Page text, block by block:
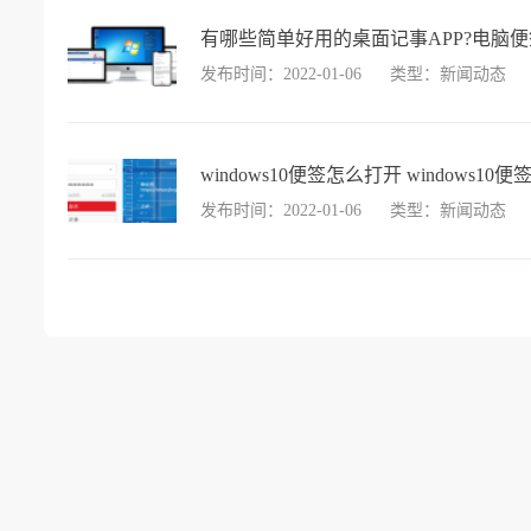
有哪些简单好用的桌面记事APP?电脑
发布时间：2022-01-06 类型：新闻动态
windows10便签怎么打开 windows10便
发布时间：2022-01-06 类型：新闻动态